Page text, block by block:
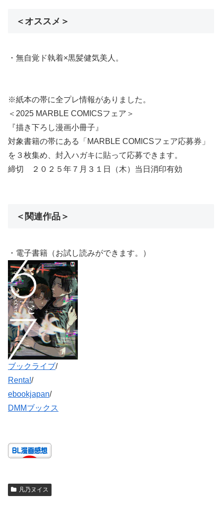
＜オススメ＞
・無自覚ド執着×黒髪健気美人。
※紙本の帯に全プレ情報がありました。
＜2025 MARBLE COMICSフェア＞
『描き下ろし漫画小冊子』
対象書籍の帯にある「MARBLE COMICSフェア応募券」
を３枚集め、封入ハガキに貼って応募できます。
締切 ２０２５年７月３１日（木）当日消印有効
＜関連作品＞
・電子書籍（お試し読みができます。）
ブックライブ/
Renta!/
ebookjapan/
DMMブックス
凡乃ヌイス